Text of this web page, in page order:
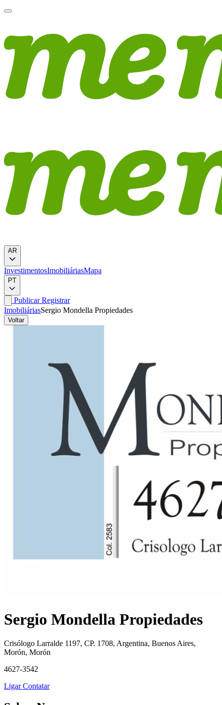
AR
InvestimentosImobiliáriasMapa
PT
PublicarRegistrar
ImobiliáriasSergio Mondella Propiedades
Voltar
Sergio Mondella Propiedades
Crisólogo Larralde 1197, CP. 1708, Argentina, Buenos Aires,
Morón, Morón
4627-3542
LigarContatar